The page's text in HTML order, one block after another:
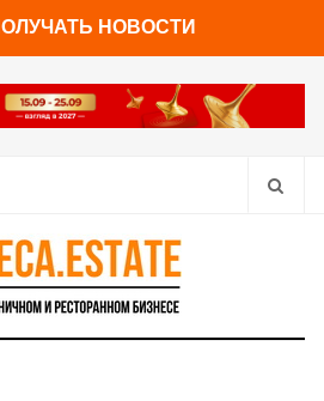
НОВОСТИ